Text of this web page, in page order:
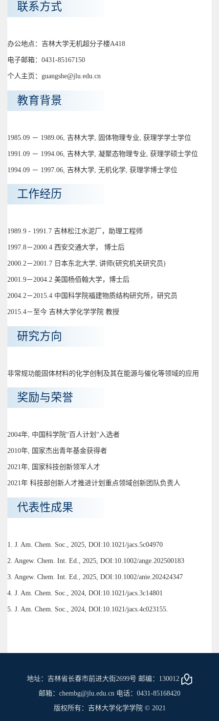
联系方式
办公地点：吉林大学无机超分子楼A418
电子邮箱：0431-85167150
个人主页：guangshe@jlu.edu.cn
教育背景
1985.09 － 1989.06, 吉林大学, 固体物理专业, 获理学学士学位
1991.09 － 1994.06, 吉林大学, 凝聚态物理专业, 获理学硕士学位
1994.09 － 1997.06, 吉林大学, 无机化学, 获理学博士学位
工作经历
1989.9 - 1991.7 吉林松江水泥厂，助理工程师
1997.8－2000.4 西安交通大学， 博士后
2000.2－2001.7 日本东北大学, 讲师(研究机关研究员)
2001.9－2004.2 美国杨佰翰大学，博士后
2004.2－2015.4 中国科学院福建物质结构研究所，研究员
2015.4－至今 吉林大学化学学院 教授
研究方向
非常规功能固体材料的化学创制及其在能源与催化等领域的应用
奖励与荣誉
2004年, 中国科学院“百人计划“入选者
2010年, 国家杰出青年基金获得者
2021年, 国家科技创新领军人才
2021年 科技部创新人才推进计划重点领域创新团队负责人
代表性成果
1. J. Am. Chem. Soc., 2025, DOI:10.1021/jacs.5c04970
2. Angew. Chem. Int. Ed., 2025, DOI:10.1002/ange.202500183
3. Angew. Chem. Int. Ed., 2025, DOI:10.1002/anie.202424347
4. J. Am. Chem. Soc., 2024, DOI:10.1021/jacs.3c14801
5. J. Am. Chem. Soc., 2024, DOI:10.1021/jacs.4c023155.
地址：吉林省长春市前进大街2699号 邮编：130012
邮箱：chembg@jlu.edu.cn 电话：0431-85168420
版权所有：吉林大学化学学院 © 2021